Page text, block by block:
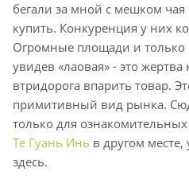
бегали за мной с мешком
купить. Конкуренция у них
Огромные площади и только
увидев «лаовая» - это
втридорога впарить товар.
примитивный вид рынка.
только для
Те Гуань Инь в другом
здесь.